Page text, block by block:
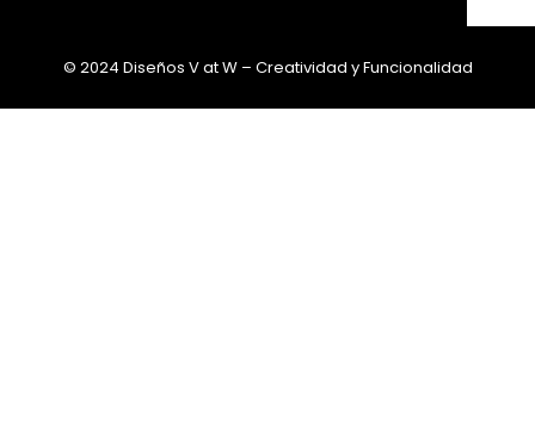
© 2024 Diseños V at W – Creatividad y Funcionalidad